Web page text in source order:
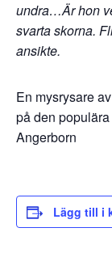
undra…Är hon
svarta skorna.
ansikte.
En mysrysare
på den
Angerborn
Lägg till i